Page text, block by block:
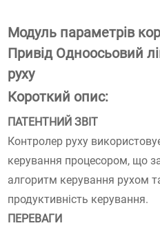
Модуль параметрів
Привід Одноосьовий
руху
Короткий опис:
ПАТЕНТНИЙ ЗВІТ
Контролер руху
керування процесором, що
алгоритм керування рухом
продуктивність керування.
ПЕРЕВАГИ